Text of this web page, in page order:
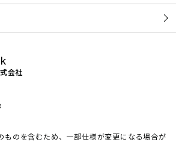
会社
ものを含むため、一部仕様が変更になる場合が